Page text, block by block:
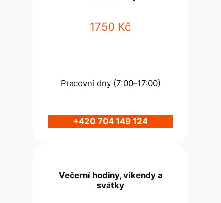
1750 Kč
Pracovní dny (7:00–17:00)
+420 704 149 124
Večerní hodiny, víkendy a
svátky